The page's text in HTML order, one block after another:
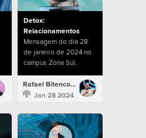
Detox:
Relacionamentos
Mensagem do dia 28
de janeiro de 2024 no
campus Zona Sul.
Rafael Bitencourt
Jan 28 2024